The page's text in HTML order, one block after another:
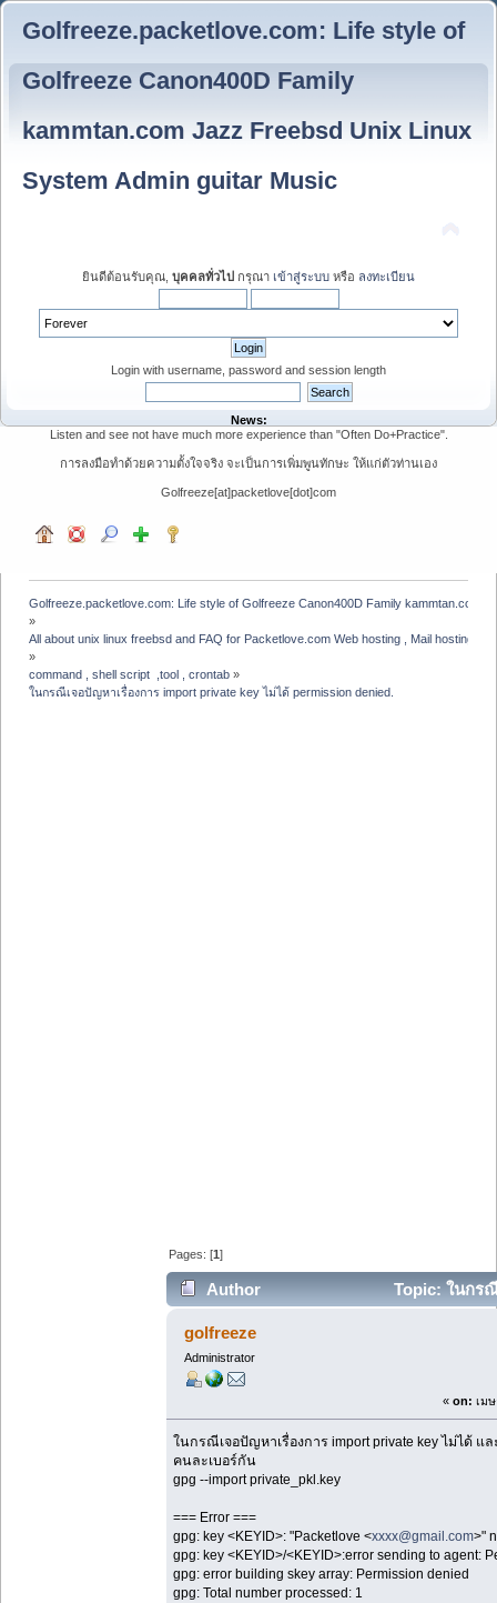
Golfreeze.packetlove.com: Life style of
Golfreeze Canon400D Family
kammtan.com Jazz Freebsd Unix Linux
System Admin guitar Music
ยินดีต้อนรับคุณ, บุคคลทั่วไป กรุณา เข้าสู่ระบบ หรือ ลงทะเบียน
Login with username, password and session length
News:
Listen and see not have much more experience than "Often Do+Practice".
การลงมือทำด้วยความตั้งใจจริง จะเป็นการเพิ่มพูนทักษะ ให้แก่ตัวท่านเอง
Golfreeze[at]packetlove[dot]com
Golfreeze.packetlove.com: Life style of Golfreeze Canon400D Family kammtan.com
»
All about unix linux freebsd and FAQ for Packetlove.com Web hosting , Mail hosting ,
»
command , shell script  ,tool , crontab »
ในกรณีเจอปัญหาเรื่องการ import private key ไม่ได้ permission denied.
Pages: [1]
Author
Topic: ในกร
denied. (Read 100282 times)
golfreeze
Administrator
« on: เม
ในกรณีเจอปัญหาเรื่องการ import private key ไม่ได้ แ
คนละเบอร์กัน
gpg --import private_pkl.key
=== Error ===
gpg: key <KEYID>: "Packetlove <xxxx@gmail.com>"
gpg: key <KEYID>/<KEYID>:error sending to agent:
gpg: error building skey array: Permission denied
gpg: Total number processed: 1